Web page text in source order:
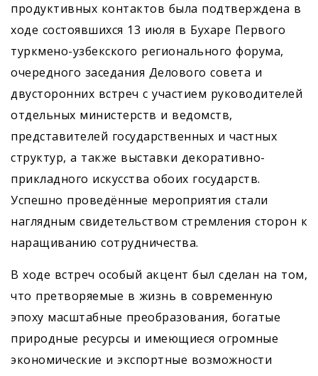
продуктивных контактов была подтверждена в
ходе состоявшихся 13 июля в Бухаре Первого
туркмено-узбекского регионального форума,
очередного заседания Делового совета и
двусторонних встреч с участием руководителей
отдельных министерств и ведомств,
представителей государственных и частных
структур, а также выставки декоративно-
прикладного искусства обоих государств.
Успешно проведённые мероприятия стали
наглядным свидетельством стремления сторон к
наращиванию сотрудничества.
В ходе встреч особый акцент был сделан на том,
что претворяемые в жизнь в современную
эпоху масштабные преобразования, богатые
природные ресурсы и имеющиеся огромные
экономические и экспортные возможности